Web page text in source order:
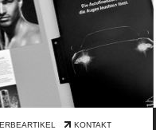
KONTAKT